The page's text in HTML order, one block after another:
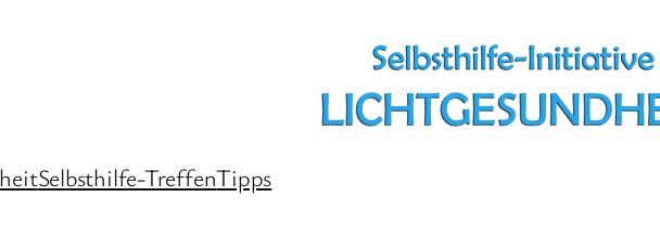
Selbsthilfe-TreffenTipps